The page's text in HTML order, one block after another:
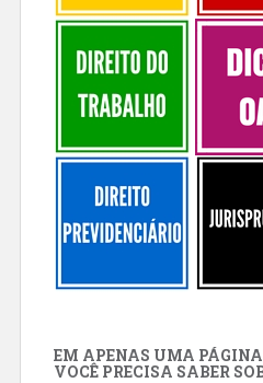
EM APENAS UMA
VOCÊ PRECISA SABER